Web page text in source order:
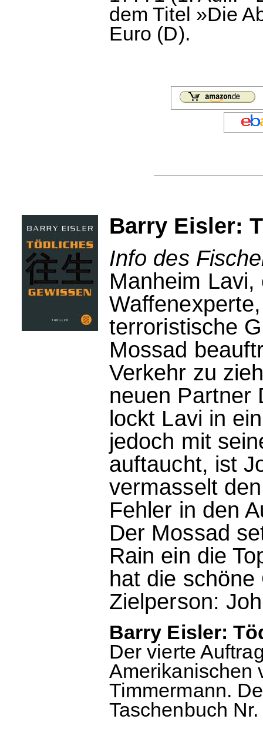
dem Titel »Die
Euro (D).
Barry Eisler:
Info des
Manheim
terroristische
Mossad
Verkehr zu
neuen Partner
lockt Lavi in
jedoch mit
auftaucht, ist
vermasselt
Fehler in den
Der Mossad
Rain ein die
hat die
Zielperson:
Barry Eisler:
Der vierte
Amerikanischen
Timmermann.
Taschenbuch